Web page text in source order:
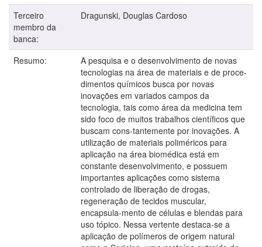
Terceiro
membro da
banca:
Dragunski, Douglas Cardoso
Resumo:
A pesquisa e o desenvolvimento de novas
tecnologias na área de materiais e de proce-
dimentos químicos busca por novas
inovações em variados campos da
tecnologia, tais como área da medicina tem
sido foco de muitos trabalhos científicos que
buscam cons-tantemente por inovações. A
utilização de materiais poliméricos para
aplicação na área biomédica está em
constante desenvolvimento, e possuem
importantes aplicações como sistema
controlado de liberação de drogas,
regeneração de tecidos muscular,
encapsula-mento de células e blendas para
uso tópico. Nessa vertente destaca-se a
aplicação de polímeros de origem natural